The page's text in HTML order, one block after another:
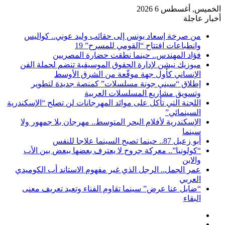
الخميس, أغسطس 6 2026
أخبار عاجلة
من صرخة إسعاد يونس إلى حقائب وليد عوني.. كواليس
وانطباعات افتتاح “القومي للمسرح” 19
فؤاد المهندس.. حينما نطقت حضارة المصريين
ميوزيك نيشن لإدارة الحقوق الموسيقية تنضم لحملة الفن
الإنساني كأول جهة موقّعة من الشرق الأوسط
إطلاق “سيني جونة مسلسلات” كمنصة جديدة لتطوير
وتسويق مشاريع المسلسلات العربية
اللجنة التي تأكل على موائد المهرجانات لن تصلح “الإسكندرية
السينمائي”
الإسكندرية لأفلام البحر المتوسط.. مهرجان بلا جمهور ولا
سينما
أبو زعبل 87.. حينما تصبح السينما علاجا للنفس
“كولونيا”.. معركة جروح لا يعترف بعضها ببعض بين الأب
والابن
عمر الجمل.. الرجل الذي غير مفهوم الاستاند أب الكوميدي
العربي
“ضايل عنا عرض” سينما تقاوم الفناء وتعيد تعريف معنى
البقاء